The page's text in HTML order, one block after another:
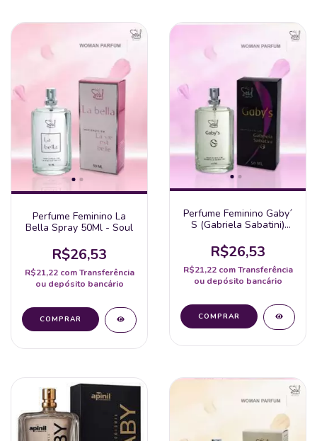
Perfume Feminino La
Bella Spray 50Ml - Soul
R$26,53
R$21,22 com Transferência
ou depósito bancário
Perfume Feminino Gaby´
S (Gabriela Sabatini)
R$26,53
R$21,22 com Transferência
ou depósito bancário